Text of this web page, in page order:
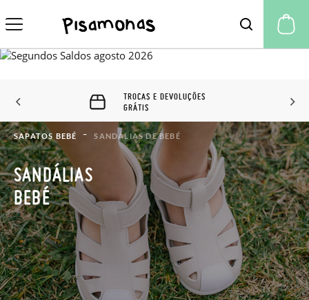
TROCAS E DEVOLUÇÕES
GRÁTIS
SAPATOS BEBÉ SANDÁLIAS DE BEBÉ
SANDÁLIAS
BEBÉ